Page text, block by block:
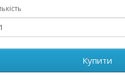
Купити